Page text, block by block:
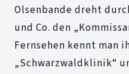
Olsenbande dreht
und Co. den
Fernsehen kennt man
„Schwarzwaldklinik“